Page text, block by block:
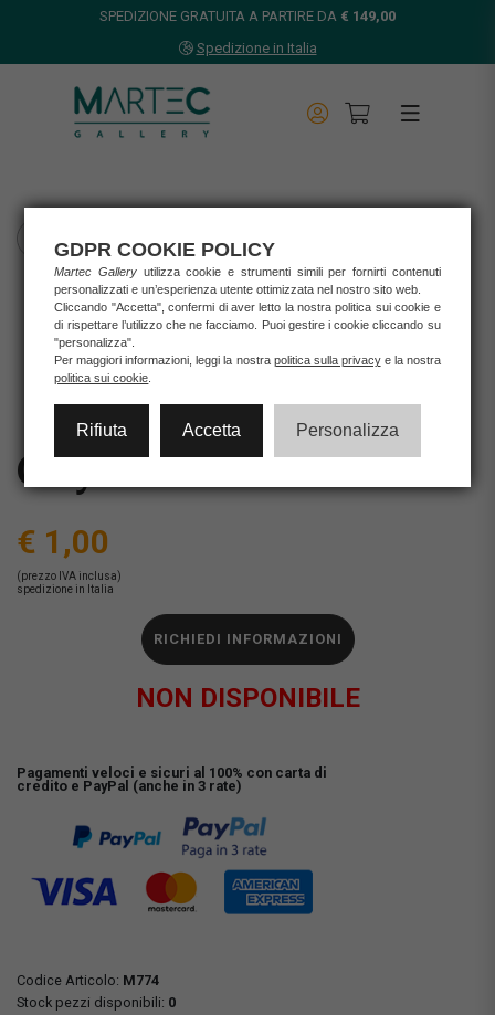
SPEDIZIONE GRATUITA A PARTIRE DA € 149,00
Spedizione in Italia
Home
Opere d'arte
Stampe
CITY
City
€ 1,00
(prezzo IVA inclusa)
spedizione in Italia
RICHIEDI INFORMAZIONI
NON DISPONIBILE
Pagamenti veloci e sicuri al 100% con carta di
credito e PayPal (anche in 3 rate)
Codice Articolo: M774
Stock pezzi disponibili: 0
GDPR COOKIE POLICY
Martec Gallery utilizza cookie e strumenti simili per fornirti contenuti
personalizzati e un’esperienza utente ottimizzata nel nostro sito web.
Cliccando "Accetta", confermi di aver letto la nostra politica sui cookie e
di rispettare l’utilizzo che ne facciamo. Puoi gestire i cookie cliccando su
"personalizza".
Per maggiori informazioni, leggi la nostra politica sulla privacye la nostra
politica sui cookie
Rifiuta Accetta Personalizza